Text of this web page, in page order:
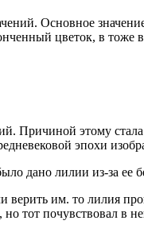
Основное
цветок, в тоже
Причиной этому
эпохи
дано лилии из-за ее
им. то лилия
тот почувствовал в